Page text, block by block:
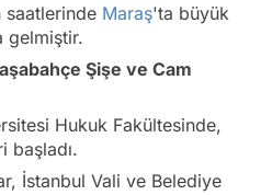
saatlerinde Maraş'ta büyük
gelmiştir.
Şişe ve Cam
Hukuk Fakültesinde,
başladı.
İstanbul Vali ve Belediye